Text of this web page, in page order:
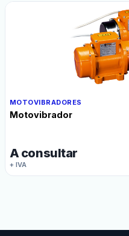
MOTOVIBRADORES
Motovibrador
A consultar
+ IVA